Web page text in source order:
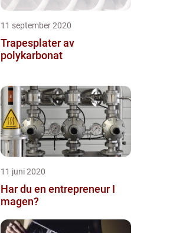
11 september 2020
Trapesplater av
polykarbonat
11 juni 2020
Har du en entrepreneur I
magen?